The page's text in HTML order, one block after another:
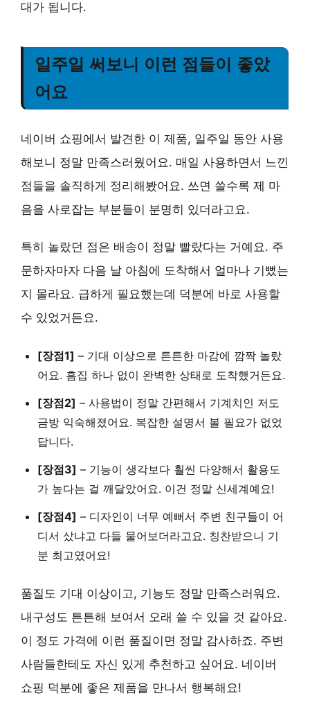
대가 됩니다.
일주일 써보니 이런 점들이 좋았
어요
네이버 쇼핑에서 발견한 이 제품, 일주일 동안 사용
해보니 정말 만족스러웠어요. 매일 사용하면서 느낀
점들을 솔직하게 정리해봤어요. 쓰면 쓸수록 제 마
음을 사로잡는 부분들이 분명히 있더라고요.
특히 놀랐던 점은 배송이 정말 빨랐다는 거예요. 주
문하자마자 다음 날 아침에 도착해서 얼마나 기뻤는
지 몰라요. 급하게 필요했는데 덕분에 바로 사용할
수 있었거든요.
[장점1] – 기대 이상으로 튼튼한 마감에 깜짝 놀랐
어요. 흠집 하나 없이 완벽한 상태로 도착했거든요.
[장점2] – 사용법이 정말 간편해서 기계치인 저도
금방 익숙해졌어요. 복잡한 설명서 볼 필요가 없었
답니다.
[장점3] – 기능이 생각보다 훨씬 다양해서 활용도
가 높다는 걸 깨달았어요. 이건 정말 신세계예요!
[장점4] – 디자인이 너무 예뻐서 주변 친구들이 어
디서 샀냐고 다들 물어보더라고요. 칭찬받으니 기
분 최고였어요!
품질도 기대 이상이고, 기능도 정말 만족스러워요.
내구성도 튼튼해 보여서 오래 쓸 수 있을 것 같아요.
이 정도 가격에 이런 품질이면 정말 감사하죠. 주변
사람들한테도 자신 있게 추천하고 싶어요. 네이버
쇼핑 덕분에 좋은 제품을 만나서 행복해요!